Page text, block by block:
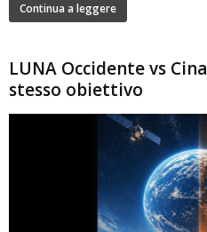
Continua a leggere
LUNA Occidente vs
stesso obiettivo